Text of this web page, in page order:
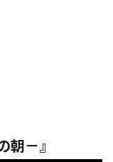
朝－』